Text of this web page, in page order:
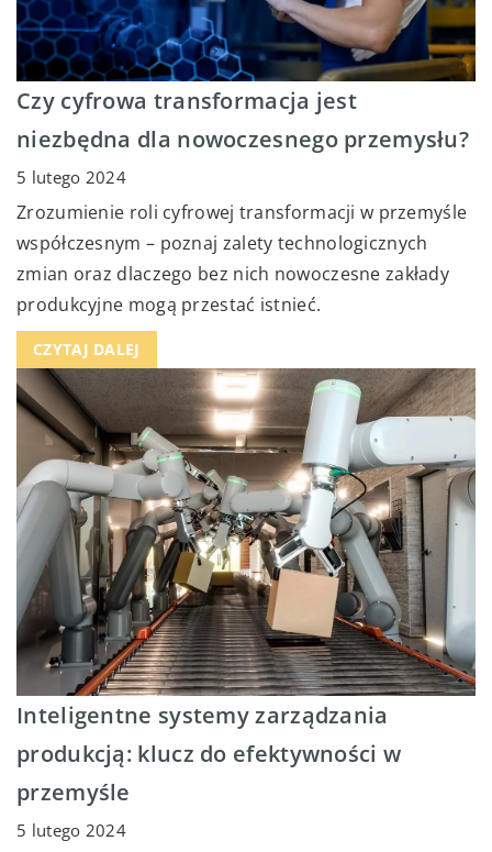
Czy cyfrowa transformacja jest
niezbędna dla nowoczesnego przemysłu?
5 lutego 2024
Zrozumienie roli cyfrowej transformacji w przemyśle
współczesnym – poznaj zalety technologicznych
zmian oraz dlaczego bez nich nowoczesne zakłady
produkcyjne mogą przestać istnieć.
CZYTAJ DALEJ
Inteligentne systemy zarządzania
produkcją: klucz do efektywności w
przemyśle
5 lutego 2024